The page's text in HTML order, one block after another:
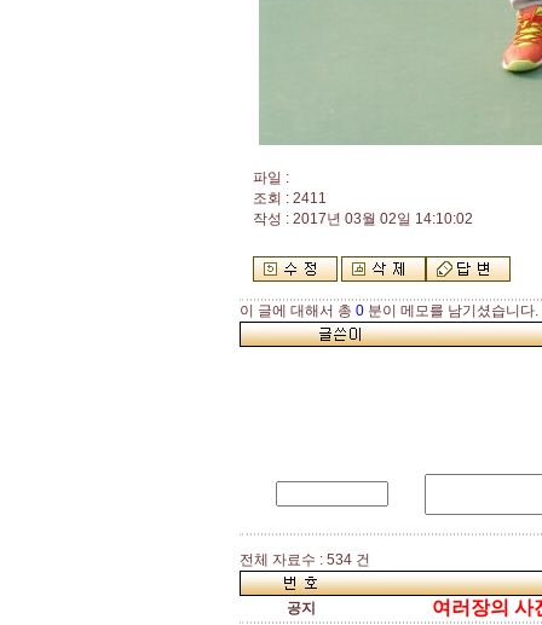
파일 :
조회 : 2411
작성 : 2017년 03월 02일 14:10:02
이 글에 대해서 총 0 분이 메모를 남기셨습니다.
전체 자료수 : 534 건
공지 여러장의 사